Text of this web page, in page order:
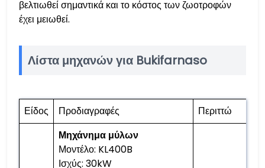
βελτιωθεί σημαντικά και το κόστος των ζωοτροφών
έχει μειωθεί.
Λίστα μηχανών για Bukifarnaso
Είδος Προδιαγραφές
Περιττώ
Μηχάνημα μύλων
Μοντέλο: KL400B
Ισχύς: 30kW